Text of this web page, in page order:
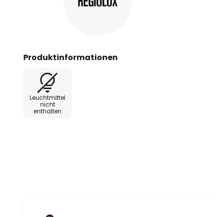
Produktinformationen
Leuchtmittel
nicht
enthalten